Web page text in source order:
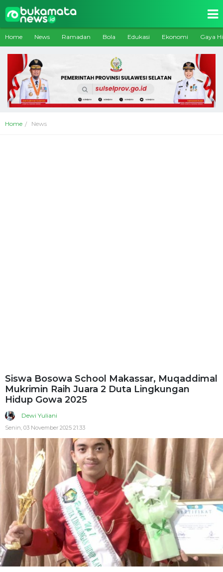
Home News Ramadan Bola Edukasi Ekonomi Gaya
Home News
Siswa Bosowa School Makassar, Muqaddimal
Mukrimin Raih Juara 2 Duta Lingkungan
Hidup Gowa 2025
Dewi Yuliani
Senin, 03 November 2025 21:33